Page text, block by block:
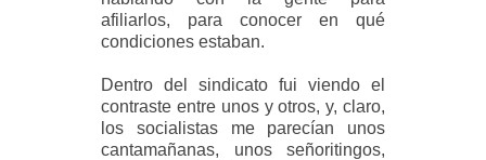
afiliarlos, para conocer en qué
condiciones estaban.
Dentro del sindicato fui viendo el
contraste entre unos y otros, y, claro,
los socialistas me parecían unos
cantamañanas, unos señoritingos,